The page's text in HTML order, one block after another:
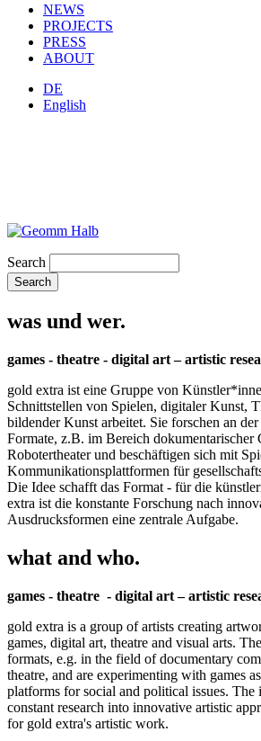
NEWS
PROJECTS
PRESS
ABOUT
DE
English
Search
was und wer.
games - theatre - digital art – artistic
gold extra ist eine Gruppe von
Schnittstellen von Spielen, digitaler Kunst,
bildender Kunst arbeitet. Sie forschen an
Formate, z.B. im Bereich dokumentarischer
Robotertheater und beschäftigen sich mit
Kommunikationsplattformen für
Die Idee schafft das Format - für die
extra ist die konstante Forschung nach
Ausdrucksformen eine zentrale Aufgabe.
what and who.
games - theatre - digital art – artistic
gold extra is a group of artists creating
games, digital art, theatre and visual arts.
formats, e.g. in the field of documentary
theatre, and are experimenting with games
platforms for social and political issues. The
constant research into innovative artistic
for gold extra's artistic work.